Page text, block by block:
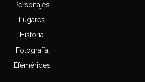
Personajes
Lugares
Historia
Fotografía
Efemérides